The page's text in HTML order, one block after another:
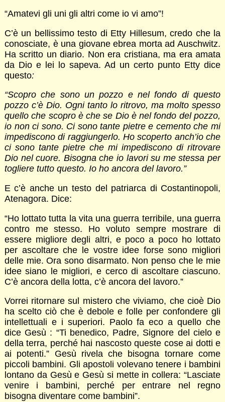
“Amatevi gli uni gli altri come io vi amo”!
C’è un bellissimo testo di Etty Hillesum, credo che la
conosciate, è una giovane ebrea morta ad Auschwitz.
Ha scritto un diario. Non era cristiana, ma era amata
da Dio e lei lo sapeva. Ad un certo punto Etty dice
questo:
“Scopro che sono un pozzo e nel fondo di questo
pozzo c’è Dio. Ogni tanto lo ritrovo, ma molto spesso
quello che scopro è che se Dio è nel fondo del pozzo,
io non ci sono. Ci sono tante pietre e cemento che mi
impediscono di raggiungerlo. Ho scoperto anch’io che
ci sono tante pietre che mi impediscono di ritrovare
Dio nel cuore. Bisogna che io lavori su me stessa per
togliere tutto questo. Io ho ancora del lavoro.”
E c’è anche un testo del patriarca di Costantinopoli,
Atenagora. Dice:
“Ho lottato tutta la vita una guerra terribile, una guerra
contro me stesso. Ho voluto sempre mostrare di
essere migliore degli altri, e poco a poco ho lottato
per ascoltare che le vostre idee forse sono migliori
delle mie. Ora sono disarmato. Non penso che le mie
idee siano le migliori, e cerco di ascoltare ciascuno.
C’è ancora della lotta, c’è ancora del lavoro.”
Vorrei ritornare sul mistero che viviamo, che cioè Dio
ha scelto ciò che è debole e folle per confondere gli
intellettuali e i superiori. Paolo fa eco a quello che
dice Gesù : “Ti benedico, Padre, Signore del cielo e
della terra, perché hai nascosto queste cose ai dotti e
ai potenti.” Gesù rivela che bisogna tornare come
piccoli bambini. Gli apostoli volevano tenere i bambini
lontano da Gesù e Gesù si mette in collera: “Lasciate
venire i bambini, perché per entrare nel regno
bisogna diventare come bambini”.